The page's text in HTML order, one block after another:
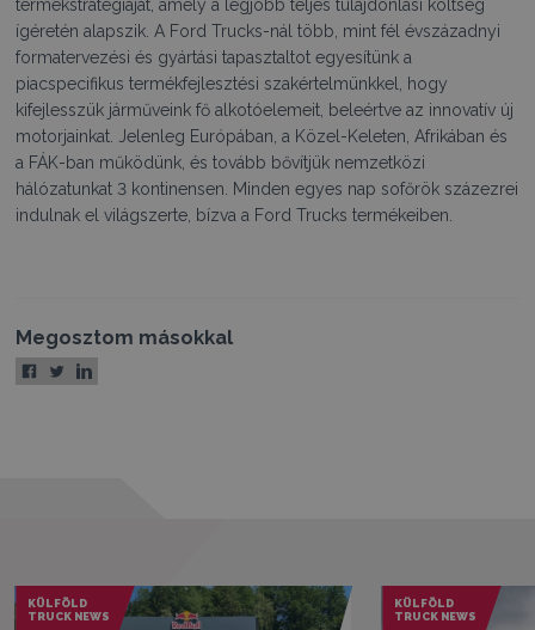
termékstratégiáját, amely a legjobb teljes tulajdonlási költség
ígéretén alapszik. A Ford Trucks-nál több, mint fél évszázadnyi
formatervezési és gyártási tapasztaltot egyesítünk a
piacspecifikus termékfejlesztési szakértelmünkkel, hogy
kifejlesszük járműveink fő alkotóelemeit, beleértve az innovatív új
motorjainkat. Jelenleg Európában, a Közel-Keleten, Afrikában és
a FÁK-ban működünk, és tovább bővítjük nemzetközi
hálózatunkat 3 kontinensen. Minden egyes nap sofőrök százezrei
indulnak el világszerte, bízva a Ford Trucks termékeiben.
Megosztom másokkal
KÜLFÖLD
TRUCK NEWS
KÜLFÖLD
TRUCK NEWS